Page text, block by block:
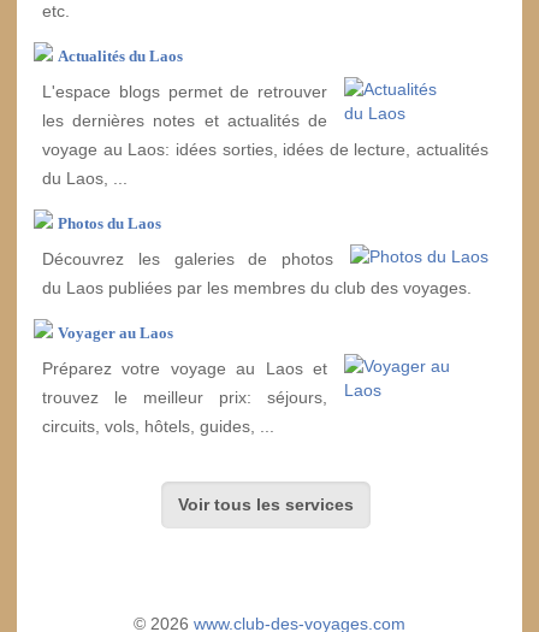
etc.
Actualités du Laos
L'espace blogs permet de retrouver
les dernières notes et actualités de
voyage au Laos: idées sorties, idées de lecture, actualités
du Laos, ...
Photos du Laos
Découvrez les galeries de photos
du Laos publiées par les membres du club des voyages.
Voyager au Laos
Préparez votre voyage au Laos et
trouvez le meilleur prix: séjours,
circuits, vols, hôtels, guides, ...
Voir tous les services
© 2026 www.club-des-voyages.com